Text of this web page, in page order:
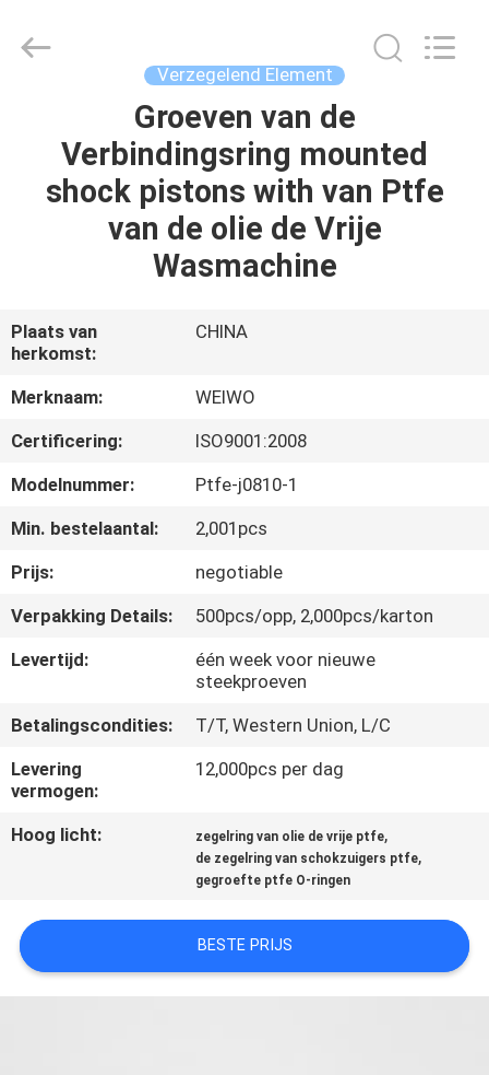
PRODUCTEN
ONGEVEER
FABRIEKSREIS
KWALITEITSCONTROLE
CONTACTEER
ONS
VERZOEK
OM
CITAAT
SITEMAP
Co.,Ltd..
Verzegelend Element
Groeven van de
Verbindingsring mounted
shock pistons with van Ptfe
van de olie de Vrije
Wasmachine
Plaats van
herkomst:
CHINA
Merknaam:
WEIWO
Certificering:
ISO9001:2008
Modelnummer:
Ptfe-j0810-1
Min. bestelaantal:
2,001pcs
Prijs:
negotiable
Verpakking Details:
500pcs/opp, 2,000pcs/karton
Levertijd:
één week voor nieuwe
steekproeven
Betalingscondities:
T/T, Western Union, L/C
Levering
vermogen:
12,000pcs per dag
Hoog licht: zegelring van olie de vrije ptfe,
de zegelring van schokzuigers ptfe,
gegroefte ptfe O-ringen
BESTE PRIJS